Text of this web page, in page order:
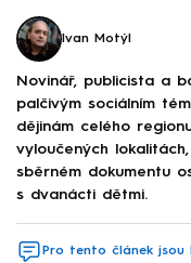
Ivan Motýl
Novinář, publicista a
palčivým sociálním
dějinám celého
vyloučených
sběrném dokumentu
s dvanácti dětmi.
Pro tento článek jsou